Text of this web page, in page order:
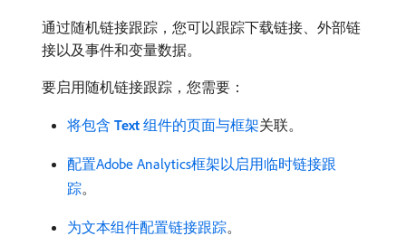
通过随机链接跟踪，您可以跟踪下载链接、外部链
接以及事件和变量数据。
要启用随机链接跟踪，您需要：
将包含​ Text ​组件的页面与框架关联。
配置Adobe Analytics框架以启用临时链接跟
踪。
为文本组件配置链接跟踪。